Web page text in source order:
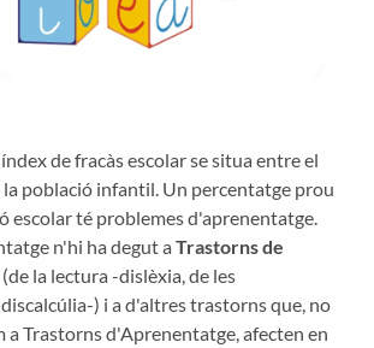
de fracàs escolar se situa entre el
la població infantil. Un percentatge prou
escolar té problemes d'aprenentatge.
n'hi ha degut a Trastorns de
(de la lectura -dislèxia, de les
) i a d'altres trastorns que, no
a Trastorns d'Aprenentatge, afecten en